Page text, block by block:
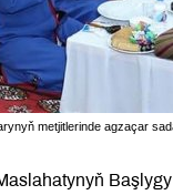
metjitlerinde agzaçar